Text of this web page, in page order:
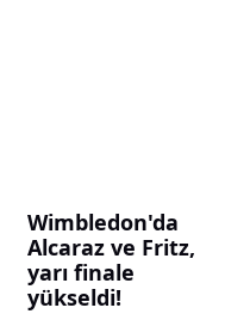
Wimbledon'da
Alcaraz ve Fritz,
yarı finale
yükseldi!